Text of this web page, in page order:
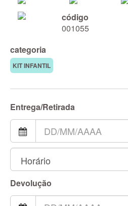
código
001055
categoria
KIT INFANTIL
Entrega/Retirada
Devolução